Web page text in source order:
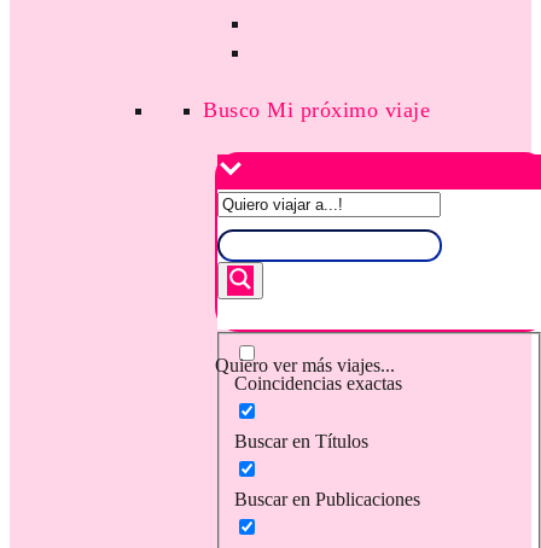
Busco Mi próximo viaje
Quiero ver más viajes...
Coincidencias exactas
Buscar en Títulos
Buscar en Publicaciones